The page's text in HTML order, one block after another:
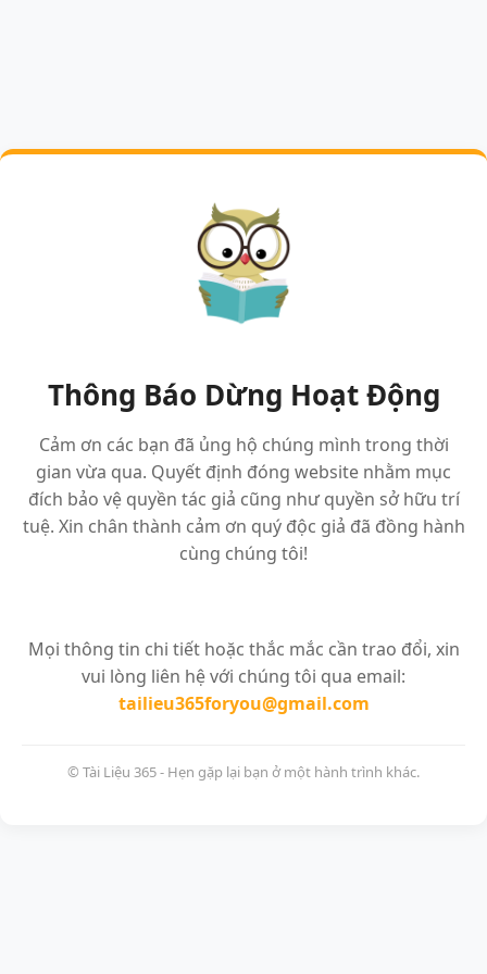
Thông Báo Dừng Hoạt Động
Cảm ơn các bạn đã ủng hộ chúng mình trong thời
gian vừa qua. Quyết định đóng website nhằm mục
đích bảo vệ quyền tác giả cũng như quyền sở hữu trí
tuệ. Xin chân thành cảm ơn quý độc giả đã đồng hành
cùng chúng tôi!
Mọi thông tin chi tiết hoặc thắc mắc cần trao đổi, xin
vui lòng liên hệ với chúng tôi qua email:
tailieu365foryou@gmail.com
© Tài Liệu 365 - Hẹn gặp lại bạn ở một hành trình khác.